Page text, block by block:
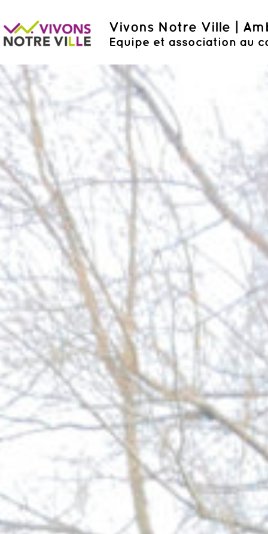
Vivons Notre Ville |
Equipe et association au